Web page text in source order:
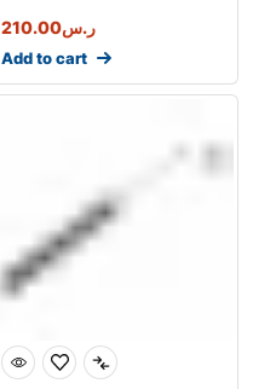
ر.س210.00
Add to cart